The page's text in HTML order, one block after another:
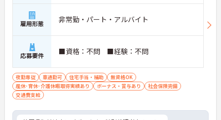
雇用形態 非常勤・パート・アルバイト
応募要件 ■資格：不問 ■経験：不問
夜勤専従 車通勤可 住宅手当・補助
無資格OK
産休･育休･介護休暇取得実績あり
ボーナス・賞与あり
社会保険完備
交通費支給